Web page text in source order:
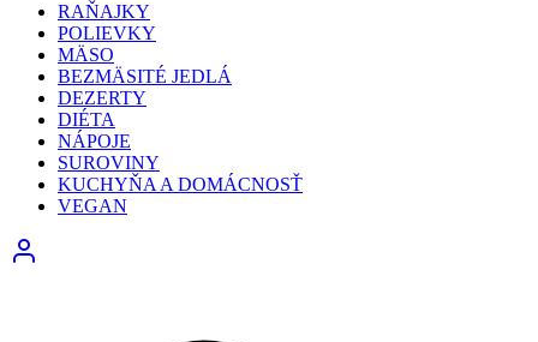
RAŇAJKY
POLIEVKY
MÄSO
BEZMÄSITÉ JEDLÁ
DEZERTY
DIÉTA
NÁPOJE
SUROVINY
KUCHYŇA A DOMÁCNOSŤ
VEGAN